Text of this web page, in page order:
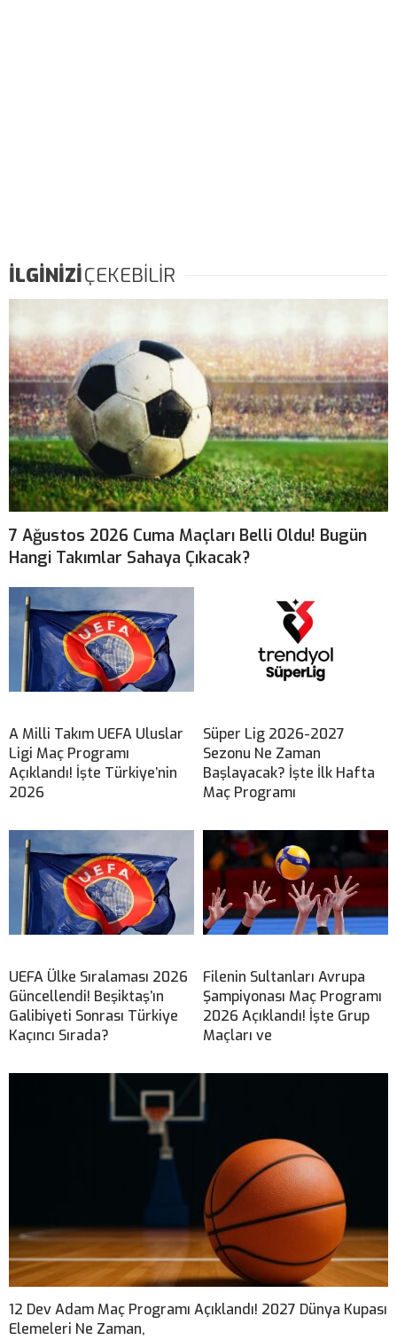
İLGİNİZİÇEKEBİLİR
7 Ağustos 2026 Cuma Maçları Belli Oldu! Bugün
Hangi Takımlar Sahaya Çıkacak?
A Milli Takım UEFA Uluslar
Ligi Maç Programı
Açıklandı! İşte Türkiye’nin
2026
Süper Lig 2026-2027
Sezonu Ne Zaman
Başlayacak? İşte İlk Hafta
Maç Programı
UEFA Ülke Sıralaması 2026
Güncellendi! Beşiktaş’ın
Galibiyeti Sonrası Türkiye
Kaçıncı Sırada?
Filenin Sultanları Avrupa
Şampiyonası Maç Programı
2026 Açıklandı! İşte Grup
Maçları ve
12 Dev Adam Maç Programı Açıklandı! 2027 Dünya Kupası
Elemeleri Ne Zaman,